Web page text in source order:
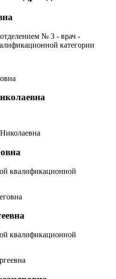
№ 3 - врач -
категории
квалификационной
квалификационной